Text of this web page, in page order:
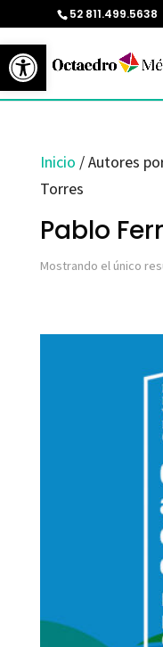
Abrir barra de
52 811.499.5638
Inicio / Autores
Torres
Pablo
Mostrando el único